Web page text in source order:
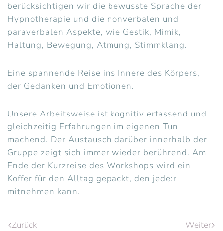
berücksichtigen wir die bewusste Sprache der
Hypnotherapie und die nonverbalen und
paraverbalen Aspekte, wie Gestik, Mimik,
Haltung, Bewegung, Atmung, Stimmklang.
Eine spannende Reise ins Innere des Körpers,
der Gedanken und Emotionen.
Unsere Arbeitsweise ist kognitiv erfassend und
gleichzeitig Erfahrungen im eigenen Tun
machend. Der Austausch darüber innerhalb der
Gruppe zeigt sich immer wieder berührend. Am
Ende der Kurzreise des Workshops wird ein
Koffer für den Alltag gepackt, den jede:r
mitnehmen kann.
Zurück Weiter